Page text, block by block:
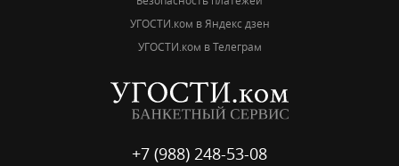
УГОСТИ.ком в Яндекс дзен
УГОСТИ.ком в Телеграм
+7 (988) 248-53-08